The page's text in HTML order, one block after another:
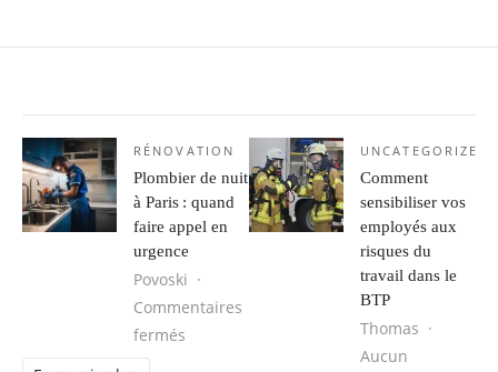
RÉNOVATION
Plombier de nuit
à Paris : quand
faire appel en
urgence
Povoski
Commentaires
fermés sur Plombier de nuit à Paris : quand
UNCATEGORIZED
Comment
sensibiliser vos
employés aux
risques du
travail dans le
BTP
Thomas
Aucun